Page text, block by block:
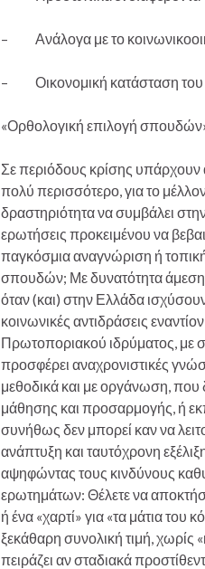
– Ανάλογα με το
– Οικονομική κατάσταση του
«Ορθολογική επιλογή
Σε περιόδους κρίσης υπάρχουν
πολύ περισσότερο, για το
δραστηριότητα να συμβάλει
ερωτήσεις προκειμένου να
παγκόσμια αναγνώριση ή
σπουδών; Με δυνατότητα
όταν (και) στην Ελλάδα
κοινωνικές αντιδράσεις
Πρωτοποριακού ιδρύματος, με
προσφέρει αναχρονιστικές
μεθοδικά και με οργάνωση, που
μάθησης και προσαρμογής, ή
συνήθως δεν μπορεί καν να
ανάπτυξη και ταυτόχρονη
αψηφώντας τους κινδύνους
ερωτημάτων: Θέλετε να
ή ένα «χαρτί» για «τα μάτια
ξεκάθαρη συνολική τιμή, χωρίς
πειράζει αν σταδιακά